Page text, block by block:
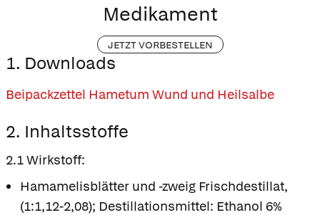
Medikament
JETZT VORBESTELLEN
1. Downloads
Beipackzettel Hametum Wund und Heilsalbe
2. Inhaltsstoffe
2.1 Wirkstoff:
Hamamelisblätter und -zweig Frischdestillat,
(1:1,12-2,08); Destillationsmittel: Ethanol 6%